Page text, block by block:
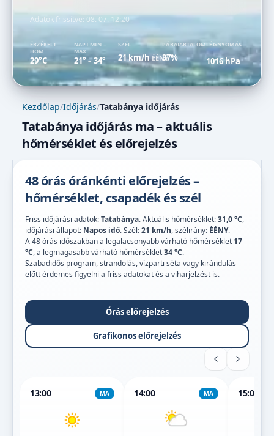
Adatok frissítve: 08. 07. 12:20
ÉRZÉKELT
HŐM.
29°C
NAPI MIN –
MAX
21° –34°
SZÉL
21 km/hÉÉNY
PÁRATARTALOM
37%
LÉGNYOMÁS
1016 hPa
Kezdőlap/Időjárás/Tatabánya időjárás
Tatabánya időjárás ma – aktuális
hőmérséklet és előrejelzés
48 órás óránkénti előrejelzés –
hőmérséklet, csapadék és szél
Friss időjárási adatok:Tatabánya. Aktuális hőmérséklet:31,0 °C,
időjárási állapot: Napos idő. Szél:21 km/h, szélirány: ÉÉNY.
A 48 órás időszakban a legalacsonyabb várható hőmérséklet 17
°C, a legmagasabb várható hőmérséklet34 °C.
Szabadidős program, strandolás, vízparti séta vagy kirándulás
előtt érdemes figyelni a friss adatokat és a viharjelzést is.
Órás előrejelzés
Grafikonos előrejelzés
13:00 MA 14:00 MA 15:00